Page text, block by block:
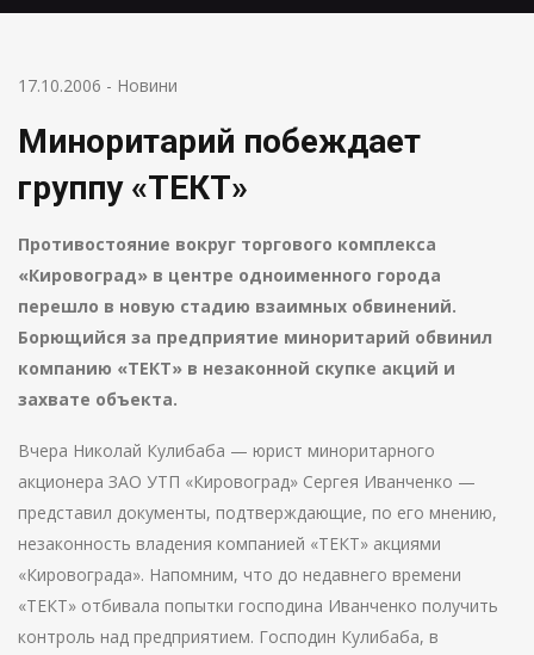
17.10.2006 - Новини
Миноритарий побеждает
группу «ТЕКТ»
Противостояние вокруг торгового комплекса
«Кировоград» в центре одноименного города
перешло в новую стадию взаимных обвинений.
Борющийся за предприятие миноритарий обвинил
компанию «ТЕКТ» в незаконной скупке акций и
захвате объекта.
Вчера Николай Кулибаба — юрист миноритарного
акционера ЗАО УТП «Кировоград» Сергея Иванченко —
представил документы, подтверждающие, по его мнению,
незаконность владения компанией «ТЕКТ» акциями
«Кировограда». Напомним, что до недавнего времени
«ТЕКТ» отбивала попытки господина Иванченко получить
контроль над предприятием. Господин Кулибаба, в